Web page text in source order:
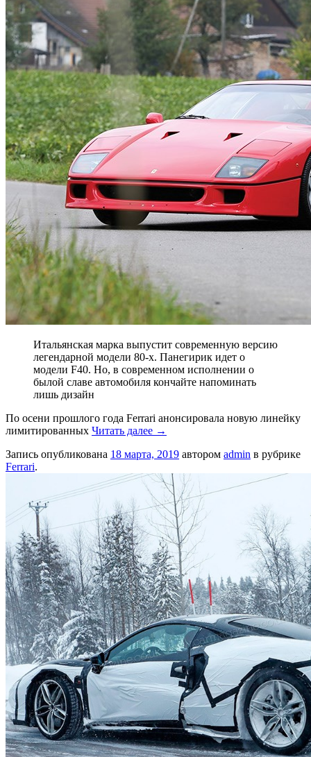
Итальянская марка выпустит современную версию
легендарной модели 80-х. Панегирик идет о
модели F40. Но, в современном исполнении о
былой славе автомобиля кончайте напоминать
лишь дизайн
По осени прошлого года Ferrari анонсировала новую линейку
лимитированных Читать далее →
Запись опубликована 18 марта, 2019 автором admin в рубрике
Ferrari.